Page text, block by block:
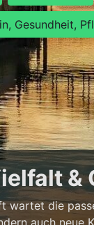
Gesundheit,
&
die